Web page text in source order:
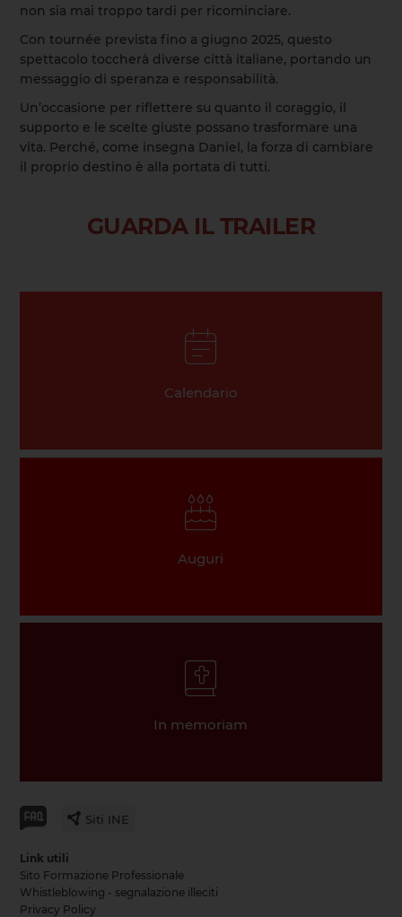
non sia mai troppo tardi per ricominciare.
Con tournée prevista fino a giugno 2025, questo
spettacolo toccherà diverse città italiane, portando un
messaggio di speranza e responsabilità.
Un’occasione per riflettere su quanto il coraggio, il
supporto e le scelte giuste possano trasformare una
vita. Perché, come insegna Daniel, la forza di cambiare
il proprio destino è alla portata di tutti.
GUARDA IL TRAILER
Calendario
Auguri
In memoriam
Siti INE
Link utili
Sito Formazione Professionale
Whistleblowing - segnalazione illeciti
Privacy Policy